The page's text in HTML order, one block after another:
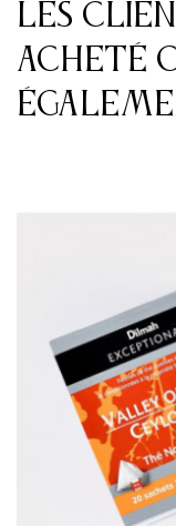
Les
acheté